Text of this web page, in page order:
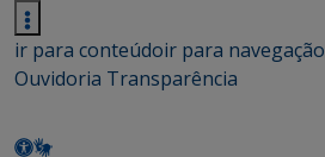
ir para conteúdoir para navegação
Ouvidoria Transparência